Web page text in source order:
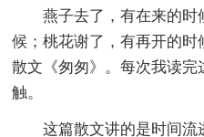
燕子去了，有在来的
候；桃花谢了，有再开的
散文《匆匆》。每次我读
触。
这篇散文讲的是时间流